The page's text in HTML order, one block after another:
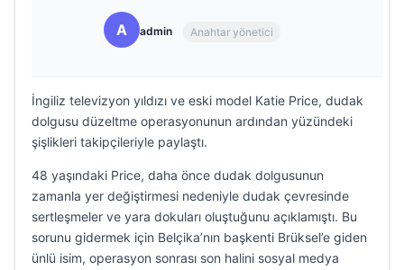
A admin Anahtar yönetici
İngiliz televizyon yıldızı ve eski model Katie Price, dudak
dolgusu düzeltme operasyonunun ardından yüzündeki
şişlikleri takipçileriyle paylaştı.
48 yaşındaki Price, daha önce dudak dolgusunun
zamanla yer değiştirmesi nedeniyle dudak çevresinde
sertleşmeler ve yara dokuları oluştuğunu açıklamıştı. Bu
sorunu gidermek için Belçika’nın başkenti Brüksel’e giden
ünlü isim, operasyon sonrası son halini sosyal medya